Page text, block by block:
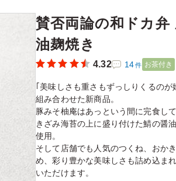
賛否両論の和ドカ
油麹焼き
4.32 14件 お茶付き
｢美味しさも重さもずっしりくるの
組み合わせた新商品。
豚みそ柚庵はあっという間に完食し
きざみ海苔の上に盛り付けた鯖の醤
使用。
そして店舗でも人気のつくね、おか
め、彩り豊かな美味しさも詰め込ま
いただけます。